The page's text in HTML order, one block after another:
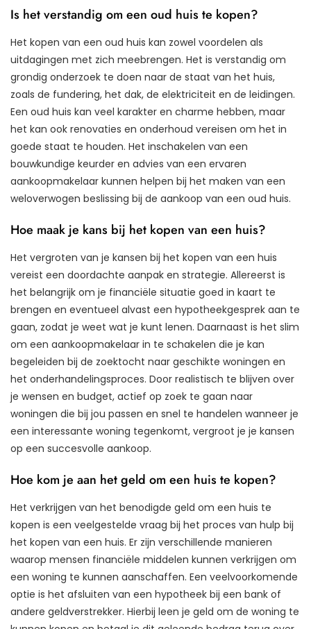
Is het verstandig om een oud huis te kopen?
Het kopen van een oud huis kan zowel voordelen als
uitdagingen met zich meebrengen. Het is verstandig om
grondig onderzoek te doen naar de staat van het huis,
zoals de fundering, het dak, de elektriciteit en de leidingen.
Een oud huis kan veel karakter en charme hebben, maar
het kan ook renovaties en onderhoud vereisen om het in
goede staat te houden. Het inschakelen van een
bouwkundige keurder en advies van een ervaren
aankoopmakelaar kunnen helpen bij het maken van een
weloverwogen beslissing bij de aankoop van een oud huis.
Hoe maak je kans bij het kopen van een huis?
Het vergroten van je kansen bij het kopen van een huis
vereist een doordachte aanpak en strategie. Allereerst is
het belangrijk om je financiële situatie goed in kaart te
brengen en eventueel alvast een hypotheekgesprek aan te
gaan, zodat je weet wat je kunt lenen. Daarnaast is het slim
om een aankoopmakelaar in te schakelen die je kan
begeleiden bij de zoektocht naar geschikte woningen en
het onderhandelingsproces. Door realistisch te blijven over
je wensen en budget, actief op zoek te gaan naar
woningen die bij jou passen en snel te handelen wanneer je
een interessante woning tegenkomt, vergroot je je kansen
op een succesvolle aankoop.
Hoe kom je aan het geld om een huis te kopen?
Het verkrijgen van het benodigde geld om een huis te
kopen is een veelgestelde vraag bij het proces van hulp bij
het kopen van een huis. Er zijn verschillende manieren
waarop mensen financiële middelen kunnen verkrijgen om
een woning te kunnen aanschaffen. Een veelvoorkomende
optie is het afsluiten van een hypotheek bij een bank of
andere geldverstrekker. Hierbij leen je geld om de woning te